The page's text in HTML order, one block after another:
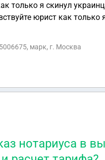
только я скинул
которые говорят
знают кем работают мои
марк, г. Москва
нотариуса в